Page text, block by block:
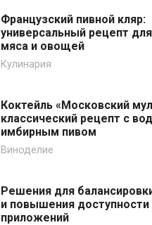
Французский пивной кляр:
универсальный рецепт
мяса и овощей
Кулинария
Коктейль «Московский
классический рецепт с
имбирным пивом
Виноделие
Решения для
и повышения доступности
приложений